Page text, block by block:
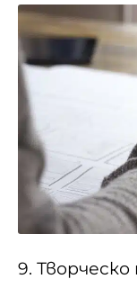
9. Творческо